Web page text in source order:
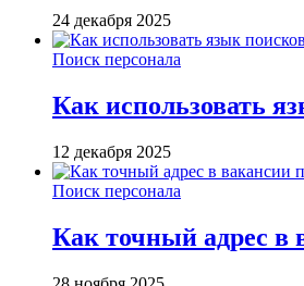
24 декабря 2025
Поиск персонала
Как использовать
12 декабря 2025
Поиск персонала
Как точный адрес в